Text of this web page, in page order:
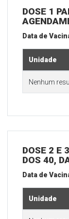
DOSE 1
Data de
Unidade
Nenhum
DOSE 2 E
DOS 40,
Data de
Unidade